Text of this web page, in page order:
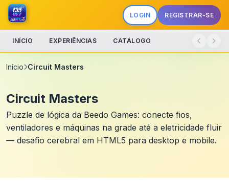
LOGIN REGISTRAR-SE
INÍCIO EXPERIÊNCIAS CATÁLOGO
Início Circuit Masters
Circuit Masters
Puzzle de lógica da Beedo Games: conecte fios,
ventiladores e máquinas na grade até a eletricidade fluir
— desafio cerebral em HTML5 para desktop e mobile.